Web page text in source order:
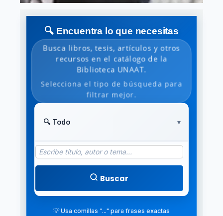
🔍 Encuentra lo que necesitas
Busca libros, tesis, artículos y otros
recursos en el catálogo de la
Biblioteca UNAAT.
Selecciona el tipo de búsqueda para
filtrar mejor.
Buscar
💡 Usa comillas "..." para frases exactas